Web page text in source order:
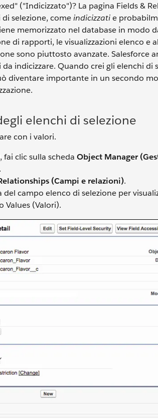
("Indicizzato")? La pagina Fields &
selezione, comeindicizzatie
memorizzato nel database in modo
di rapporti, le visualizzazioni elenco
sono piuttosto avanzate. Salesforce
indicizzare. Quando crei gli elenchi
diventare importante in un secondo
elenchi di selezione
con i valori.
clic sulla scheda Object Manager
(Campi e relazioni).
del campo elenco di selezione per
Values (Valori).